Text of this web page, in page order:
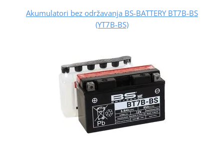
Akumulatori bez održavanja BS-BATTERY BT7B-BS
(YT7B-BS)